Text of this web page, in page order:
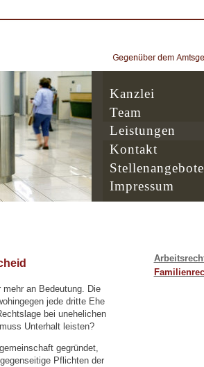
Kanzlei
Team
Leistungen
Kontakt
Stellenangebote
Impressum
an Bedeutung. Die
jede dritte Ehe
bei unehelichen
Unterhalt leisten?
gegründet,
Pflichten der